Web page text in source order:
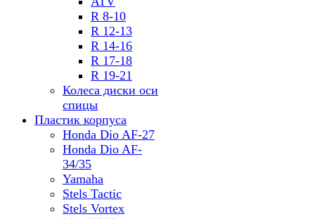
R 8-10
R 12-13
R 14-16
R 17-18
R 19-21
Колеса диски оси
спицы
Пластик корпуса
Honda Dio AF-27
Honda Dio AF-
34/35
Yamaha
Stels Tactic
Stels Vortex